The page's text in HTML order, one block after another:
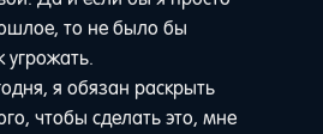
то не было бы
угрожать.
я обязан раскрыть
чтобы сделать это, мне